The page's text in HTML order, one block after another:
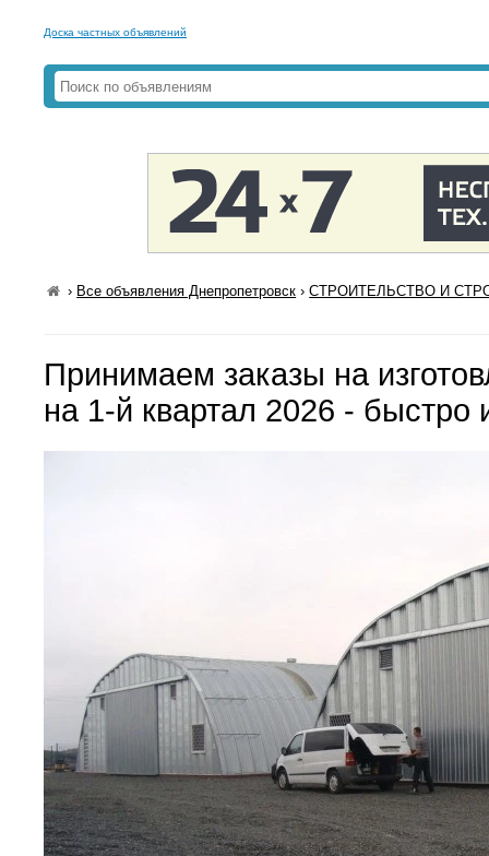
Доска частных объявлений
› Все объявления Днепропетровск ›СТРОИТЕЛЬСТВО И
Принимаем заказы на
на 1-й квартал 2026 - быстро